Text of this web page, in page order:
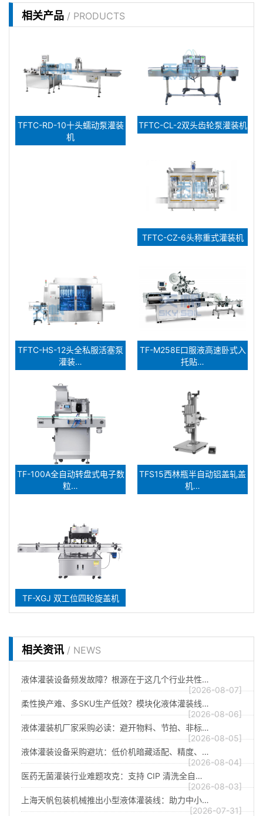
相关产品 / PRODUCTS
TFTC-RD-10十头蠕动泵灌装
机
TFTC-CL-2双头齿轮泵灌装机
TFTC-CZ-6头称重式灌装机
TFTC-HS-12头全私服活塞泵
灌装…
TF-M258E口服液高速卧式入
托贴…
TF-100A全自动转盘式电子数
粒…
TFS15西林瓶半自动铝盖轧盖
机…
TF-XGJ 双工位四轮旋盖机
相关资讯 / NEWS
液体灌装设备频发故障？根源在于这几个行业共性…
[2026-08-07]
柔性换产难、多SKU生产低效？模块化液体灌装线…
[2026-08-06]
液体灌装机厂家采购必读：避开物料、节拍、非标…
[2026-08-05]
液体灌装设备采购避坑：低价机暗藏适配、精度、…
[2026-08-04]
医药无菌灌装行业难题攻克：支持 CIP 清洗全自…
[2026-08-03]
上海天帆包装机械推出小型液体灌装线：助力中小…
[2026-07-31]